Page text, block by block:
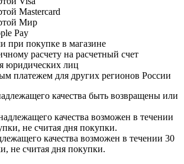
при покупке в магазине
расчету на расчетный счет
юридических лиц
платежем для других регионов России
качества быть возвращены или
качества возможен в течении
не считая дня покупки.
качества возможен в течении 30
не считая дня покупки.